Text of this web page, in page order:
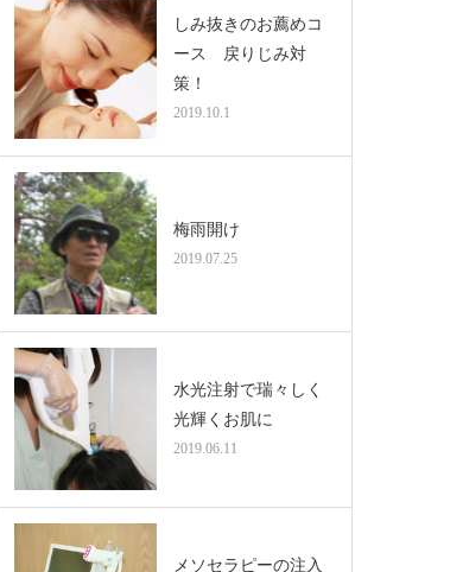
しみ抜きのお薦めコ
ース 戻りじみ対
策！
2019.10.1
梅雨開け
2019.07.25
水光注射で瑞々しく
光輝くお肌に
2019.06.11
メソセラピーの注入